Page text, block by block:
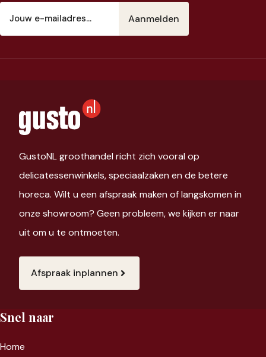
mailadres
GustoNL groothandel richt zich vooral op
delicatessenwinkels, speciaalzaken en de betere
horeca. Wilt u een afspraak maken of langskomen in
onze showroom? Geen probleem, we kijken er naar
uit om u te ontmoeten.
Afspraak inplannen
Snel naar
Home